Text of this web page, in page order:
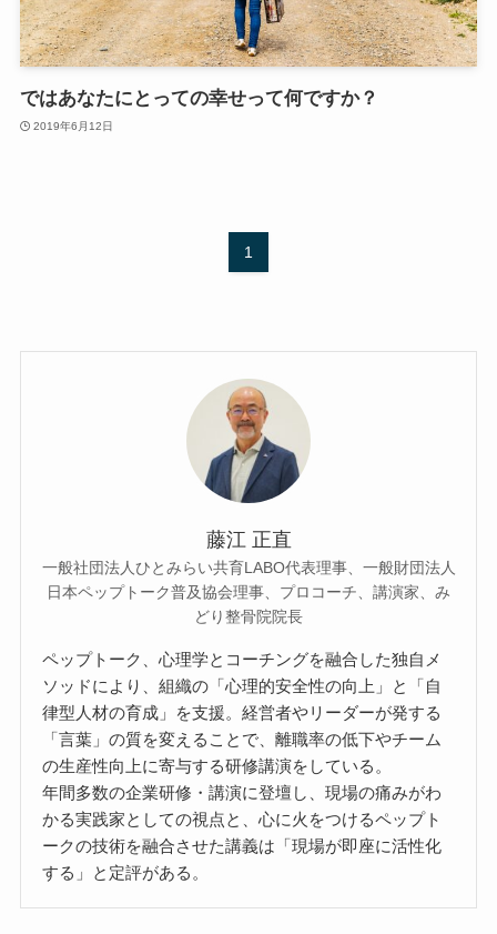
ではあなたにとっての幸せって何ですか？
2019年6月12日
1
藤江 正直
一般社団法人ひとみらい共育LABO代表理事、一般財団法人
日本ペップトーク普及協会理事、プロコーチ、講演家、み
どり整骨院院長
ペップトーク、心理学とコーチングを融合した独自メ
ソッドにより、組織の「心理的安全性の向上」と「自
律型人材の育成」を支援。経営者やリーダーが発する
「言葉」の質を変えることで、離職率の低下やチーム
の生産性向上に寄与する研修講演をしている。
年間多数の企業研修・講演に登壇し、現場の痛みがわ
かる実践家としての視点と、心に火をつけるペップト
ークの技術を融合させた講義は「現場が即座に活性化
する」と定評がある。